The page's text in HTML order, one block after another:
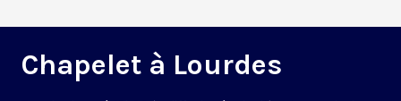
Chapelet à Lourdes